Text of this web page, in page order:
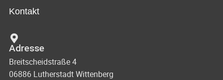
Kontakt
Adresse
Breitscheidstraße 4
06886 Lutherstadt Wittenberg